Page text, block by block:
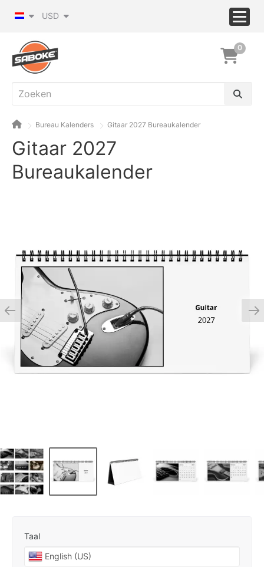
USD
0
Bureau Kalenders Gitaar 2027 Bureaukalender
Gitaar 2027
Bureaukalender
Taal